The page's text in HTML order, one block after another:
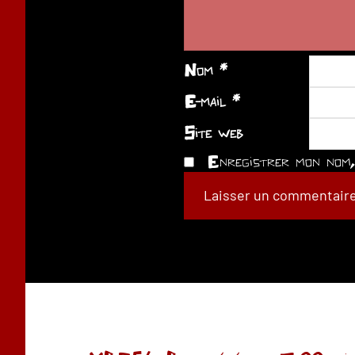
Nom *
E-mail *
Site web
Enregistrer mon